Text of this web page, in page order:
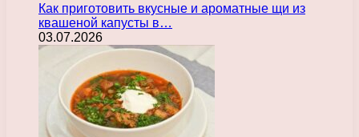
Как приготовить вкусные и ароматные щи из
квашеной капусты в…
03.07.2026